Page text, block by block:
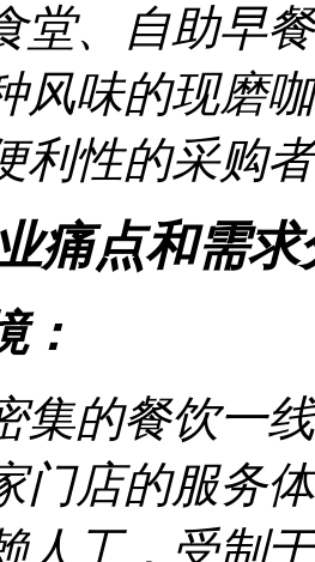
堂、自助早
风味的现磨
利性的采购
痛点和需
：
集的餐饮一
门店的服务
人工，受制